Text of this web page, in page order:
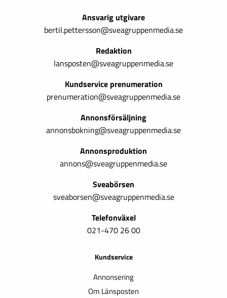
Ansvarig utgivare
bertil.pettersson@sveagruppenmedia.se
Redaktion
lansposten@sveagruppenmedia.se
Kundservice prenumeration
prenumeration@sveagruppenmedia.se
Annonsförsäljning
annonsbokning@sveagruppenmedia.se
Annonsproduktion
annons@sveagruppenmedia.se
Sveabörsen
sveaborsen@sveagruppenmedia.se
Telefonväxel
021-470 26 00
Kundservice
Annonsering
Om Länsposten